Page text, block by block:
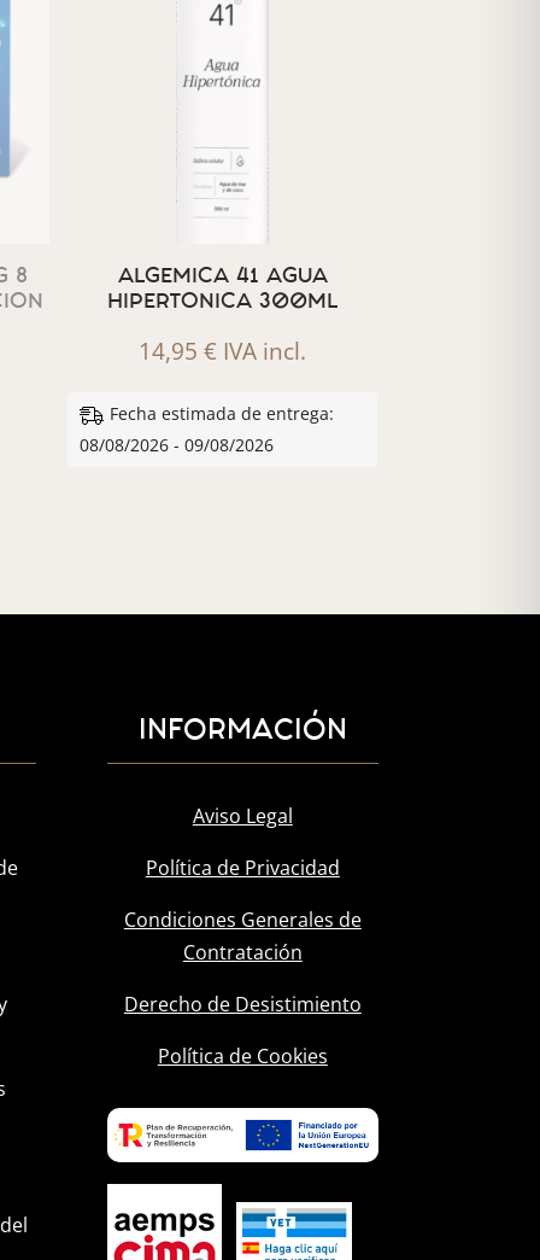
8
ALGEMICA 41 AGUA
HIPERTONICA 300ML
14,95€ IVA incl.
Fecha estimada de entrega:
08/08/2026 - 09/08/2026
INFORMACIÓN
Aviso Legal
Política de Privacidad
Condiciones Generales de
Contratación
Derecho de Desistimiento
Política de Cookies